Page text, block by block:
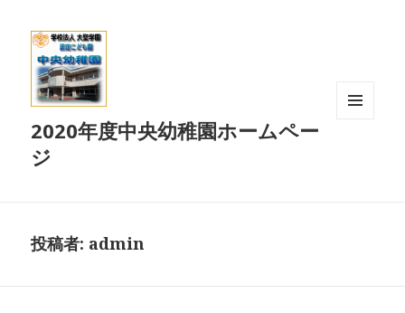
2020年度中央幼稚園ホームペー
ジ
投稿者: admin